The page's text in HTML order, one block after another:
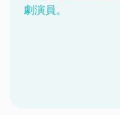
劇演員。